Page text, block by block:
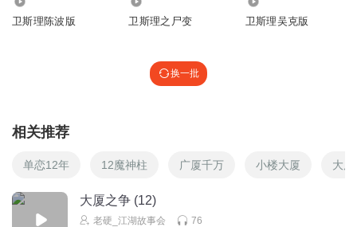
卫斯理陈波版 卫斯理之尸变 卫斯理吴克版
换一批
相关推荐
单恋12年 12魔神柱 广厦千万 小楼大厦 大
大厦之争 (12)
老硬_江湖故事会 76